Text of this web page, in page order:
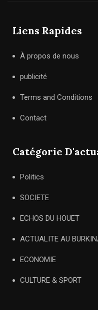
Liens Rapides
À propos de nous
publicité
Terms and Conditions
Contact
Catégorie
Politics
SOCIETE
ECHOS DU HOUET
ACTUALITE AU
ECONOMIE
CULTURE & SPORT